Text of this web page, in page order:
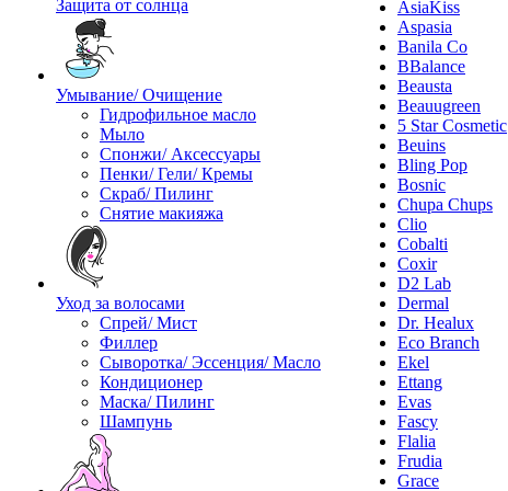
Защита от солнца
Умывание/ Очищение
Гидрофильное масло
Мыло
Спонжи/ Аксессуары
Пенки/ Гели/ Кремы
Скраб/ Пилинг
Снятие макияжа
Уход за волосами
Спрей/ Мист
Филлер
Сыворотка/ Эссенция/ Масло
Кондиционер
Маска/ Пилинг
Шампунь
AsiaKiss
Aspasia
Banila Co
BBalance
Beausta
Beauugreen
5 Star Cosmetic
Beuins
Bling Pop
Bosnic
Chupa Chups
Clio
Cobalti
Coxir
D2 Lab
Dermal
Dr. Healux
Eco Branch
Ekel
Ettang
Evas
Fascy
Flalia
Frudia
Grace